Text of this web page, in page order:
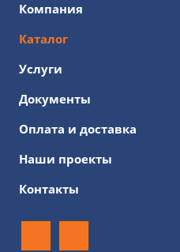
Компания
Каталог
Услуги
Документы
Оплата и доставка
Наши проекты
Контакты